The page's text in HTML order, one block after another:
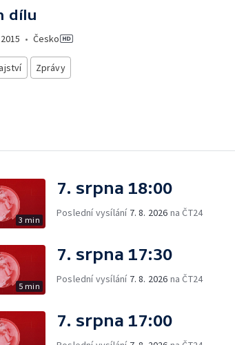
dílu
2015 • Česko
Zprávy
3 min
7. srpna 18:00
Poslední vysílání 7. 8. 2026 na ČT24
5 min
7. srpna 17:30
Poslední vysílání 7. 8. 2026 na ČT24
7. srpna 17:00